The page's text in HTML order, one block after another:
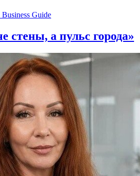
Guide
стены, а пульс города»